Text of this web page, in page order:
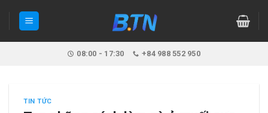
08:00 - 17:30 +84 988 552 950
TIN TỨC